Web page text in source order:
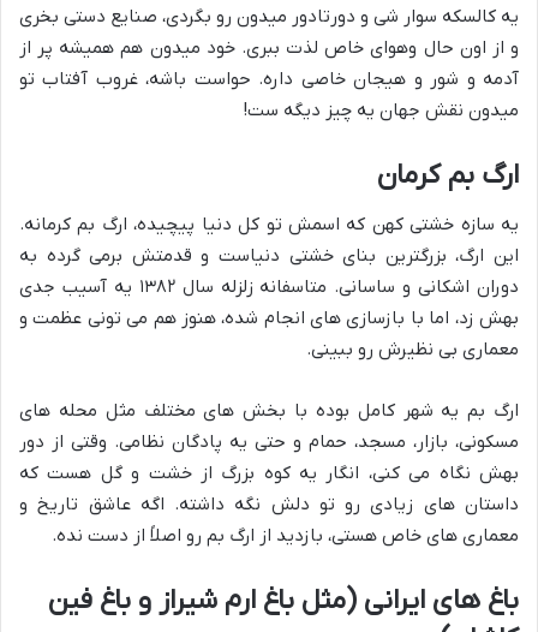
یه کالسکه سوار شی و دورتادور میدون رو بگردی، صنایع دستی بخری
و از اون حال وهوای خاص لذت ببری. خود میدون هم همیشه پر از
آدمه و شور و هیجان خاصی داره. حواست باشه، غروب آفتاب تو
میدون نقش جهان یه چیز دیگه ست!
ارگ بم کرمان
یه سازه خشتی کهن که اسمش تو کل دنیا پیچیده، ارگ بم کرمانه.
این ارگ، بزرگترین بنای خشتی دنیاست و قدمتش برمی گرده به
دوران اشکانی و ساسانی. متاسفانه زلزله سال ۱۳۸۲ یه آسیب جدی
بهش زد، اما با بازسازی های انجام شده، هنوز هم می تونی عظمت و
معماری بی نظیرش رو ببینی.
ارگ بم یه شهر کامل بوده با بخش های مختلف مثل محله های
مسکونی، بازار، مسجد، حمام و حتی یه پادگان نظامی. وقتی از دور
بهش نگاه می کنی، انگار یه کوه بزرگ از خشت و گل هست که
داستان های زیادی رو تو دلش نگه داشته. اگه عاشق تاریخ و
معماری های خاص هستی، بازدید از ارگ بم رو اصلاً از دست نده.
باغ های ایرانی (مثل باغ ارم شیراز و باغ فین